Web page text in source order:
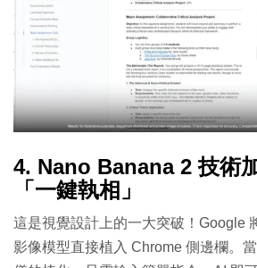
4. Nano Banana 2 技術
「一鍵執相」
這是視覺設計上的一大突破！Google
影像模型直接植入 Chrome 側邊欄。